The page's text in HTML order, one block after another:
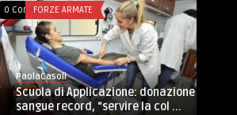
0 CommentsFORZE ARMATE
PaolaCasoli
Scuola di Applicazione: donazione
sangue record, “servire la col ...